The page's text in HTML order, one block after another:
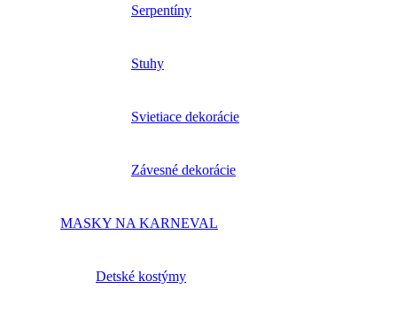
Serpentíny
Stuhy
Svietiace dekorácie
Závesné dekorácie
MASKY NA KARNEVAL
Detské kostýmy